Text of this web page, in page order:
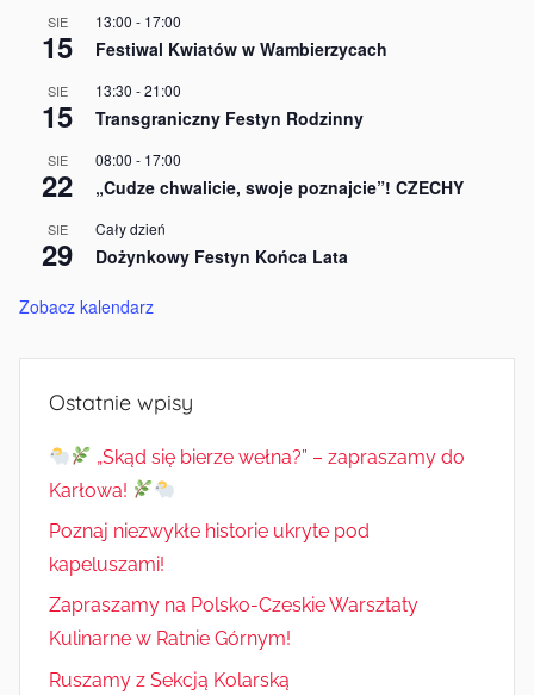
SIE
15
13:00 - 17:00
Festiwal Kwiatów w Wambierzycach
SIE
15
13:30 -21:00
Transgraniczny Festyn Rodzinny
SIE
22
08:00 - 17:00
„Cudze chwalicie, swoje poznajcie”! CZECHY
SIE
29
Cały dzień
Dożynkowy Festyn Końca Lata
Zobacz kalendarz
Ostatnie wpisy
„Skąd się bierze wełna?” – zapraszamy do
Karłowa!
Poznaj niezwykłe historie ukryte pod
kapeluszami!
Zapraszamy na Polsko-Czeskie Warsztaty
Kulinarne w Ratnie Górnym!
Ruszamy z Sekcją Kolarską